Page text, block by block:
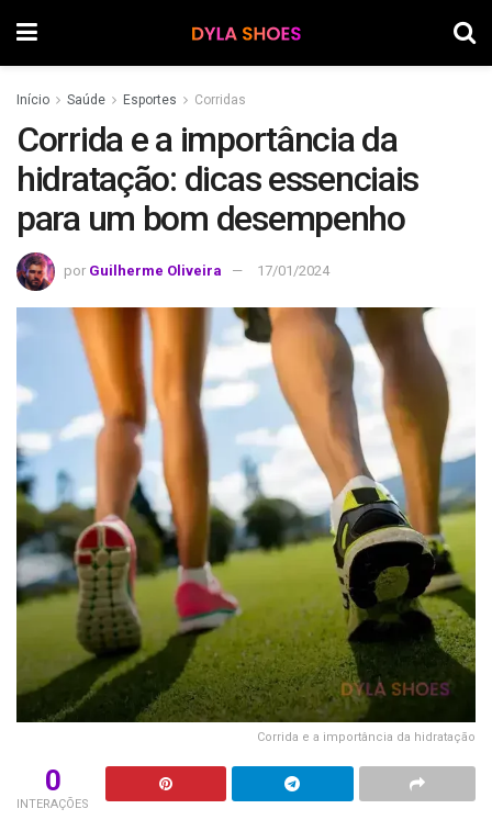
Início Saúde Esportes Corridas
Corrida e a importância da
hidratação: dicas essenciais
para um bom desempenho
por Guilherme Oliveira 17/01/2024
Corrida e a importância da hidratação
0
INTERAÇÕES